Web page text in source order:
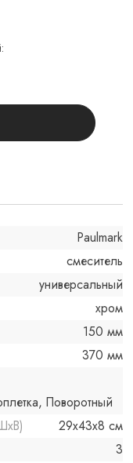
Paulmark
смеситель
универсальный
хром
150 мм
370 мм
Поворотный
29x43x8 см
3